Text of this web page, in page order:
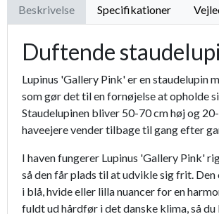
Beskrivelse Specifikationer
Duftende
Lupinus 'Gallery Pink' er en staudelupin
som gør det til en fornøjelse at opholde
Staudelupinen bliver 50-70 cm høj og
haveejere vender tilbage til gang efter
I haven fungerer Lupinus 'Gallery Pink'
så den får plads til at udvikle sig frit.
i blå, hvide eller lilla nuancer for en
fuldt ud hårdfør i det danske klima, så